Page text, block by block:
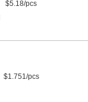
$5.18/pcs
$1.751/pcs